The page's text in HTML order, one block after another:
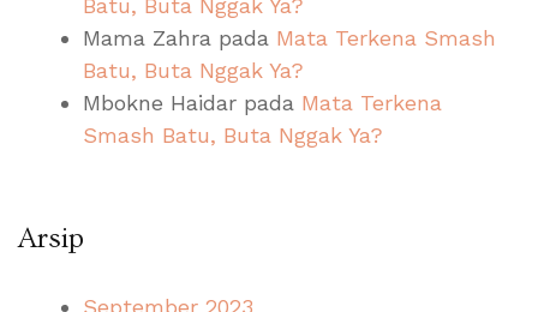
Mama Zahra pada Mata Terkena Smash
Batu, Buta Nggak Ya?
Mbokne Haidar pada Mata Terkena
Smash Batu, Buta Nggak Ya?
Arsip
September 2023